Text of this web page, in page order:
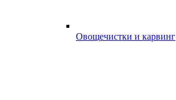
Овощечистки и карвинг